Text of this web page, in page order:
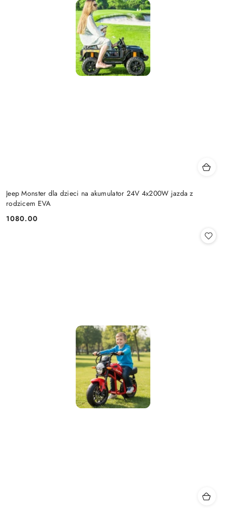
Jeep Monster dla dzieci na akumulator 24V 4x200W jazda z
rodzicem EVA
Cena:
1080.00